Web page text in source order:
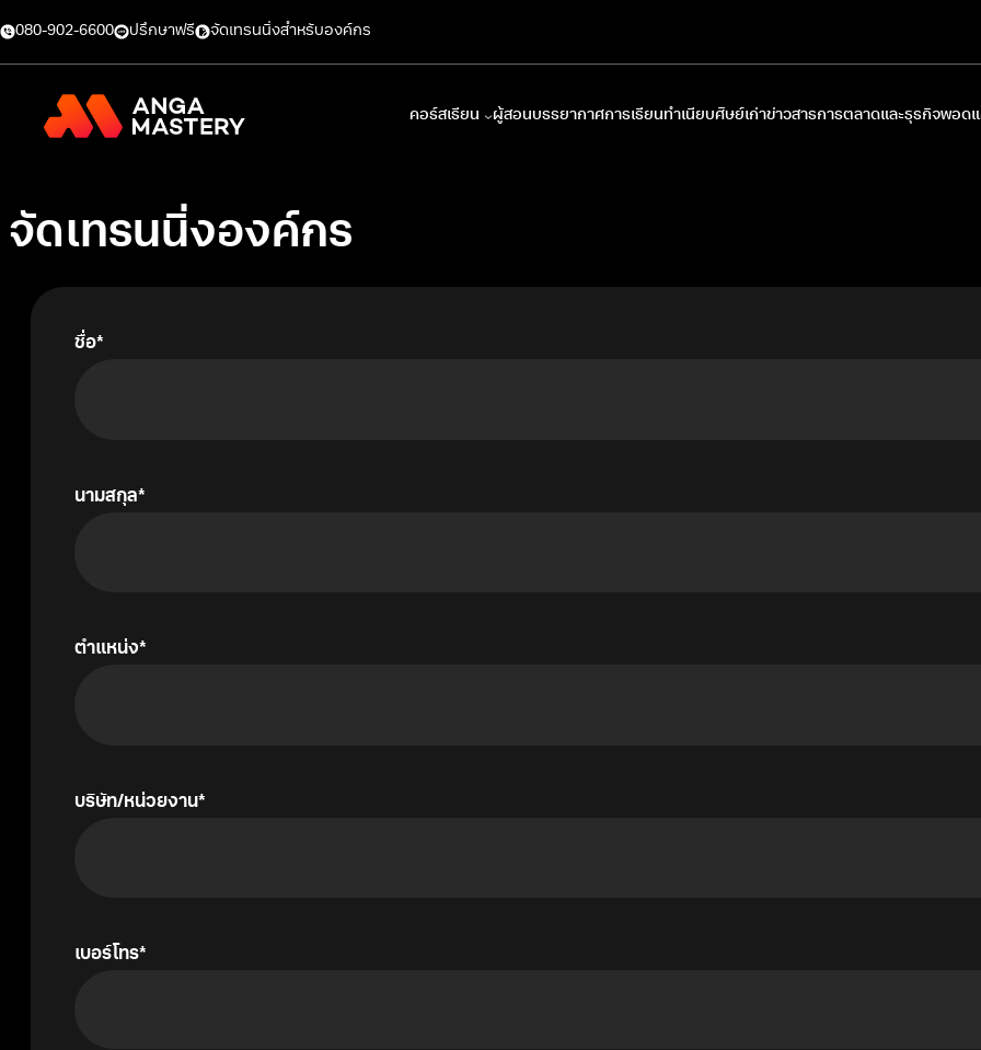
ข้าม
080-902-6600 ปรึกษาฟรี จัดเทรนนิ่งสำหรับองค์กร
คอร์สเรียน ผู้สอนบรรยากาศการเรียนทำเนียบศิษย์เก่าข่าวสารการตลาดและธุรกิจพอดแ
จัดเทรนนิ่งองค์กร
ชื่อ
นามสกุล
ตำแหน่ง
บริษัท/หน่วยงาน
เบอร์โทร